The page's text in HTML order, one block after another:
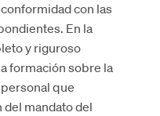
con las
En la
y riguroso
formación sobre la
que
mandato del